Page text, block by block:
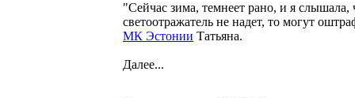
"Сейчас зима, темнеет рано, и я слышала,
светоотражатель не надет, то могут
МК Эстонии Татьяна.
Далее...